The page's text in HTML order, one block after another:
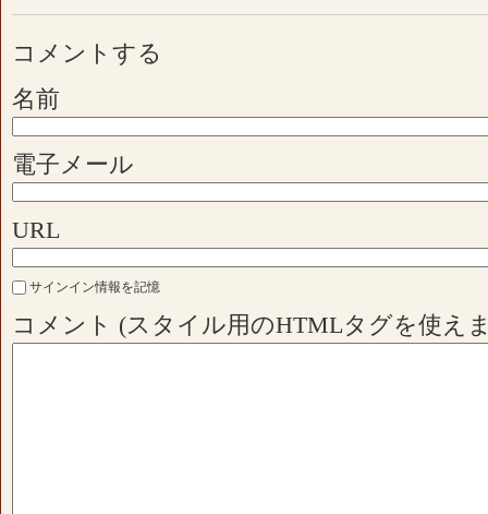
コメントする
名前
電子メール
URL
サインイン情報を記憶
コメント (スタイル用のHTMLタグを使え